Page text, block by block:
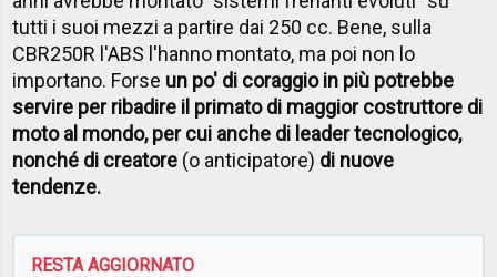
tutti i suoi mezzi a partire dai 250 cc. Bene, sulla
CBR250R l'ABS l'hanno montato, ma poi non lo
importano. Forse un po' di coraggio in più potrebbe
servire per ribadire il primato di maggior costruttore di
moto al mondo, per cui anche di leader tecnologico,
nonché di creatore (o anticipatore) di nuove
tendenze.
RESTA AGGIORNATO